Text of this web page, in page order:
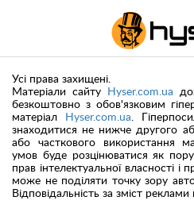
Усі права захищені.
Матеріали сайту
Hyser.com.ua
безкоштовно з обов'язковим
матеріал
Hyser.com.ua.
знаходитися не нижче другого
або часткового використання
умов буде розцінюватися як
прав інтелектуальної власності і
може не поділяти точку зору
Відповідальність за зміст